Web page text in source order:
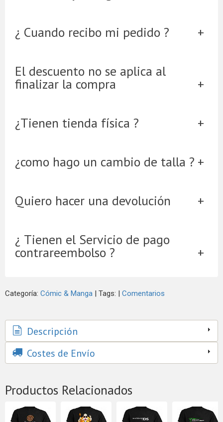
¿ Cuando recibo mi pedido ?
El descuento no se aplica al
finalizar la compra
¿Tienen tienda física ?
¿como hago un cambio de talla ?
Quiero hacer una devolución
¿ Tienen el Servicio de pago
contrareembolso ?
Categoría: Cómic & Manga | Tags: | Comentarios
Descripción
Costes de Envío
Productos Relacionados